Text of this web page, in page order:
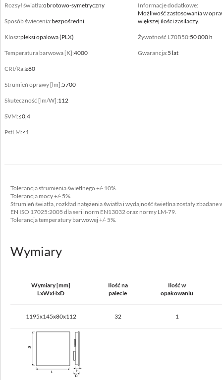
Rozsył światła:obrotowo-symetryczny
Sposób świecenia:bezpośredni
Klosz:pleksi opalowa (PLX)
Temperatura barwowa [K]:4000
CRI/Ra:≥80
Strumień oprawy [lm]:5700
Skuteczność [lm/W]:112
SVM:≤0,4
PstLM:≤1
Informacje dodatkowe:
Możliwość zastosowania w
większej ilości zasilaczy.
Żywotność L70B50:50 000 h
Gwarancja:5 lat
Tolerancja strumienia świetlnego +/- 10%.
Tolerancja mocy +/- 5%.
Strumień światła, rozkład natężenia światła i wydajność świetlna zostały zbadane
EN ISO 17025:2005 dla serii norm EN13032 oraz normy LM-79.
Tolerancja temperatury barwowej +/- 5%.
Wymiary
Wymiary [mm]
LxWxHxD
Ilość na
palecie
Ilość w
opakowaniu
1195x145x80x112 32 1
Dane mechaniczne
Montaż
bezpośrednio na konstrukcji sufitu
Kolor oprawy
biały
Zakres temperatury pracy [°C]
0 ... +25
RAL
600x600, 625x625
Nie okrywać materiałem termoizolacyjnym
tak
Przyłącze elektryczne
220-240V 50/60Hz